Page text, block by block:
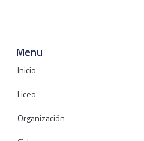
Menu
Inicio
Liceo
Organización